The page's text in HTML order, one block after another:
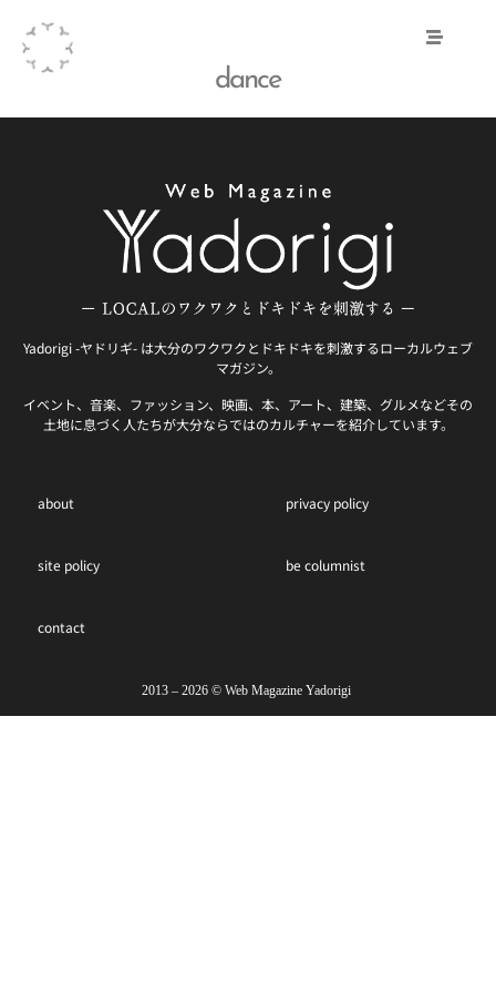
dance
Yadorigi -ヤドリギ- は大分のワクワクとドキドキを刺激するローカルウェブ
マガジン。
イベント、音楽、ファッション、映画、本、アート、建築、グルメなどその
土地に息づく人たちが大分ならではのカルチャーを紹介しています。
about privacy policy
site policy be columnist
contact
2013 – 2026 ©︎ Web Magazine Yadorigi